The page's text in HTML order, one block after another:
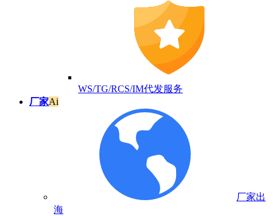
WS/TG/RCS/IM代发服务
厂家Ai
厂家出
海